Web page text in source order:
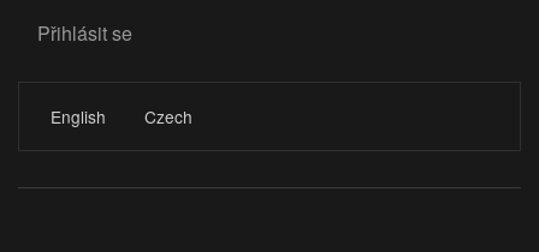
LOGIN
Přihlásit se
English Czech